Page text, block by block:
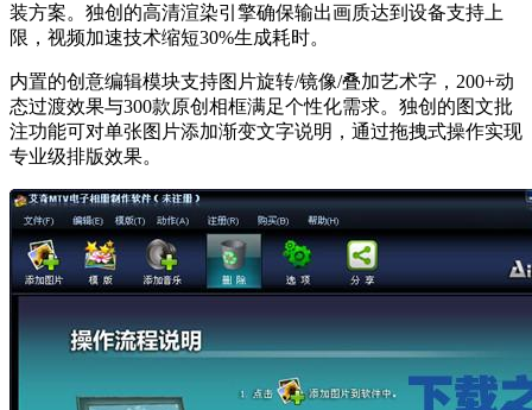
装方案。独创的高清渲染引擎确保输出画质达到设备支持上
限，视频加速技术缩短30%生成耗时。
内置的创意编辑模块支持图片旋转/镜像/叠加艺术字，200+动
态过渡效果与300款原创相框满足个性化需求。独创的图文批
注功能可对单张图片添加渐变文字说明，通过拖拽式操作实现
专业级排版效果。